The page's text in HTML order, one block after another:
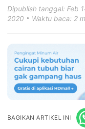
Dipublish tanggal: Feb
2020
Waktu baca: 2
BAGIKAN ARTIKEL INI